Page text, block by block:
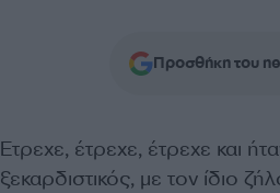
Προσθήκη του
Έτρεχε, έτρεχε, έτρεχε και
ξεκαρδιστικός, με τον ίδιο